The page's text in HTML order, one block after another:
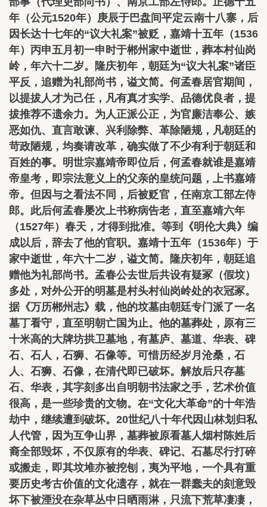
年（公元1520年）庚辰于巴盘间平定云南十八寨，后
因长达十七年的“议大礼案”被贬，嘉靖十五年（1536
年）丙申五月初一申时于郴州家中逝世，葬本村仙岗
岭，年六十二岁。隆庆初年，朝廷为“议大礼案”诸臣
平反，追赠为礼部尚书，谥文简。何孟春居官期间，
以提拔人才为己任，凡有真才实学、品德优良者，提
拔推荐不遗余力。为人正派公正，为官廉洁奉公、嫉
恶如仇、直言敢谏、兴利除弊、革除陋规，凡朝廷的
苛政陋规，均奏请改革，确实做了不少有利于朝廷和
百姓的事。明世宗嘉靖帝即位后，何孟春就谁是嘉靖
帝皇考，即宗法意义上的父亲的皇统问题，上书嘉靖
帝。但因与之看法不同，后被贬官，任南京工部左侍
郎。此后何孟春屡次上书称病告老，直至嘉靖六年
（1527年）春天，才得到批准。等到《明伦大典》编
成以后，辞去了他的官职。嘉靖十五年（1536年）于
家中逝世，年六十二岁，谥文简。隆庆初年，朝廷追
赠他为礼部尚书。孟春公去世后共设有疑冢（假坟）
多处，对外公开的明墓是村头村仙岗岭处的衣冠冢。
据《万历郴州志》载，他的坟墓由朝廷专门派了一名
墓丁看守，直至明朝亡国为止。他的墓葬处，原有三
十米高的大牌坊拱卫墓地，有墓庐、墓道、华表、碑
石、石人，石狮、石像等。可惜历经岁月沧桑，石
人、石狮、石像，在清代即已破坏。解放后只存墓
石、华表，其字刻多出自明朝书法家之手，艺术价值
很高，是一些珍贵的文物。在“文化大革命”的十年浩
劫中，继续遭到破坏。20世纪八十年代因山林划归私
人代管，因为互争山界，墓葬被原看墓人烟村陈姓后
裔全部毁坏，不仅原有的华表、碑记、石墓尽行打碎
或搬走，即其坟堆亦被挖刨，夷为平地，一个具有重
要历史考古价值的文化遗存，就在一群蠢夫的刻意毁
坏下被湮没在杂草丛中日晒雨淋，只流下荒草凄凄，